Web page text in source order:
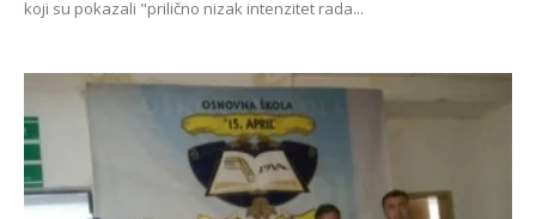
koji su pokazali "prilično nizak intenzitet rada...